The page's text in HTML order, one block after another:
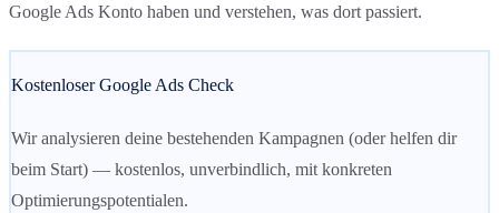
Google Ads Konto haben und verstehen, was dort passiert.
Kostenloser Google Ads Check
Wir analysieren deine bestehenden Kampagnen (oder helfen dir
beim Start) — kostenlos, unverbindlich, mit konkreten
Optimierungspotentialen.